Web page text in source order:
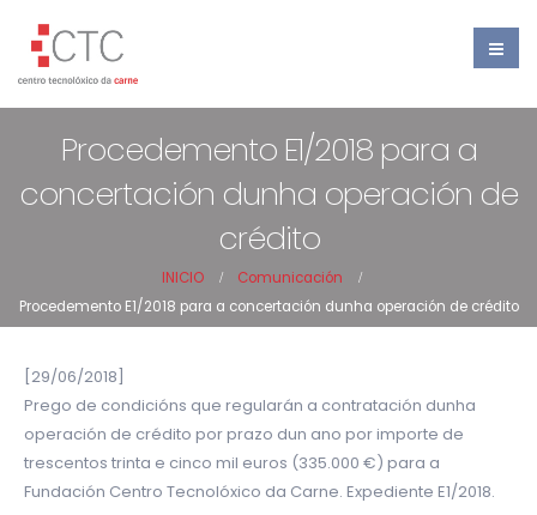
Procedemento E1/2018 para a
concertación dunha operación de
crédito
INICIO
Comunicación
Procedemento E1/2018 para a concertación dunha operación de crédito
[29/06/2018]
Prego de condicións que regularán a contratación dunha
operación de crédito por prazo dun ano por importe de
trescentos trinta e cinco mil euros (335.000 €) para a
Fundación Centro Tecnolóxico da Carne. Expediente E1/2018.